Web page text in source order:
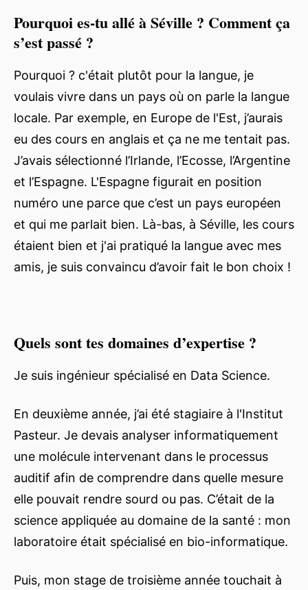
Pourquoi es-tu allé à Séville ? Comment ça
s’est passé ?
Pourquoi ? c'était plutôt pour la langue, je
voulais vivre dans un pays où on parle la langue
locale. Par exemple, en Europe de l'Est, j’aurais
eu des cours en anglais et ça ne me tentait pas.
J’avais sélectionné l’Irlande, l’Ecosse, l’Argentine
et l’Espagne. L'Espagne figurait en position
numéro une parce que c’est un pays européen
et qui me parlait bien. Là-bas, à Séville, les cours
étaient bien et j'ai pratiqué la langue avec mes
amis, je suis convaincu d’avoir fait le bon choix !
Quels sont tes domaines d’expertise ?
Je suis ingénieur spécialisé en Data Science.
En deuxième année, j’ai été stagiaire à l'Institut
Pasteur. Je devais analyser informatiquement
une molécule intervenant dans le processus
auditif afin de comprendre dans quelle mesure
elle pouvait rendre sourd ou pas. C’était de la
science appliquée au domaine de la santé : mon
laboratoire était spécialisé en bio-informatique.
Puis, mon stage de troisième année touchait à